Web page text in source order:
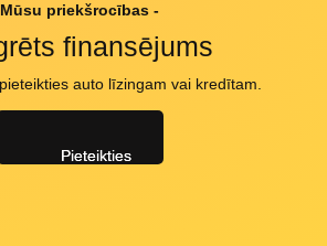
Mūsu priekšrocības -
finansējums
auto līzingam vai kredītam.